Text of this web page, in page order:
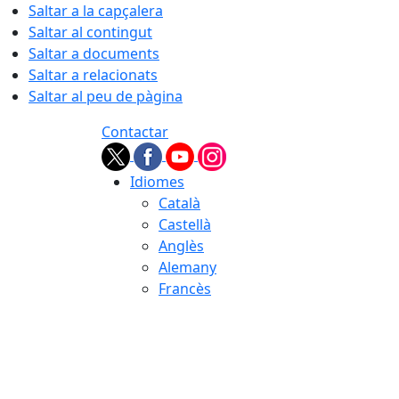
Saltar a la capçalera
Saltar al contingut
Saltar a documents
Saltar a relacionats
Saltar al peu de pàgina
Contactar
Idiomes
Català
Castellà
Anglès
Alemany
Francès